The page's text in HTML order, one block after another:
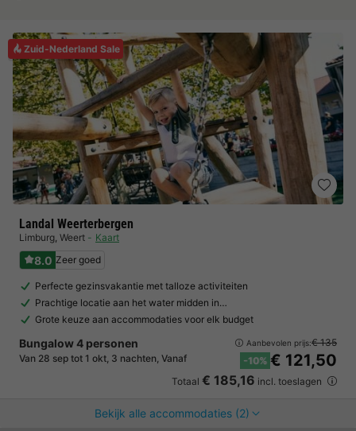
Zuid-Nederland Sale
Landal Weerterbergen
Limburg, Weert Kaart
8.0 Zeer goed
Perfecte gezinsvakantie met talloze activiteiten
Prachtige locatie aan het water midden in…
Grote keuze aan accommodaties voor elk budget
Bungalow 4 personen
Van 28 sep tot 1 okt, 3 nachten, Vanaf
Aanbevolen prijs:€ 135
-10% € 121,50
Totaal € 185,16 incl. toeslagen
Bekijk alle accommodaties (2)